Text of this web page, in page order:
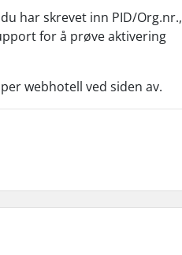
har skrevet inn PID/Org.nr.,
for å prøve aktivering
webhotell ved siden av.